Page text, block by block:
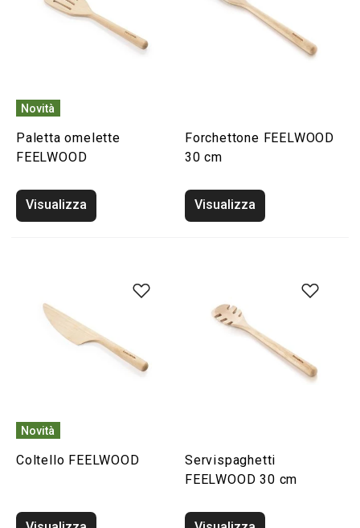
Novità
Paletta omelette
FEELWOOD
Visualizza
Forchettone FEELWOOD
30 cm
Visualizza
Novità
Coltello FEELWOOD
Servispaghetti
FEELWOOD 30 cm